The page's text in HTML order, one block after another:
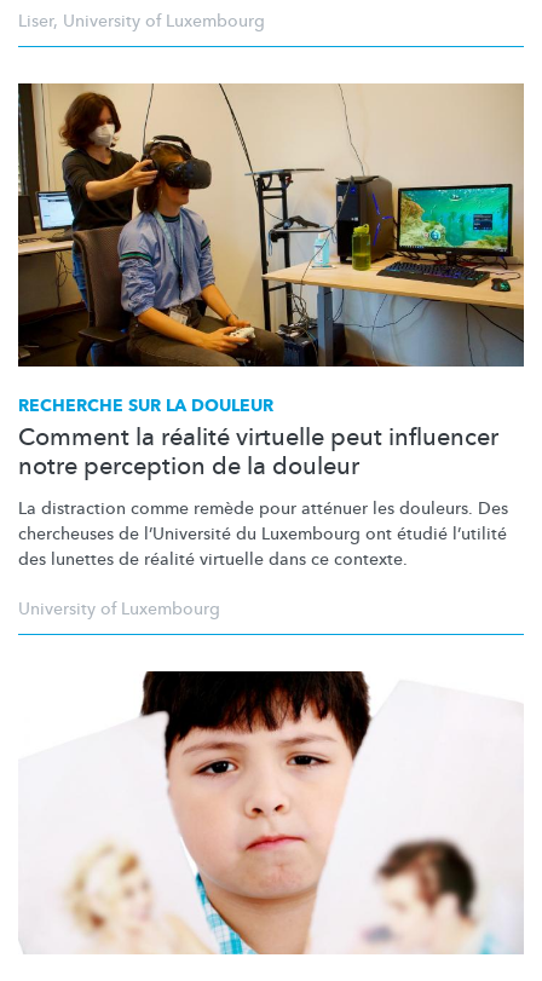
Liser, University of Luxembourg
RECHERCHE SUR LA DOULEUR
Comment la réalité virtuelle peut influencer
notre perception de la douleur
La distraction comme remède pour atténuer les douleurs. Des
chercheuses de l’Université du Luxembourg ont étudié l’utilité
des lunettes de réalité virtuelle dans ce contexte.
University of Luxembourg